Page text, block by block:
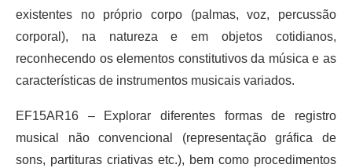
existentes no próprio corpo (palmas, voz, percussão
corporal), na natureza e em objetos cotidianos,
reconhecendo os elementos constitutivos da música e as
características de instrumentos musicais variados.
EF15AR16 – Explorar diferentes formas de registro
musical não convencional (representação gráfica de
sons, partituras criativas etc.), bem como procedimentos